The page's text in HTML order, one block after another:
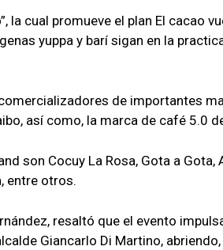
la cual promueve el plan El cacao
yuppa y barí sigan en la
de importantes
así como, la marca de café 5.0
son Cocuy La Rosa, Gota a Gota,
entre otros.
resaltó que el evento
Giancarlo Di Martino,